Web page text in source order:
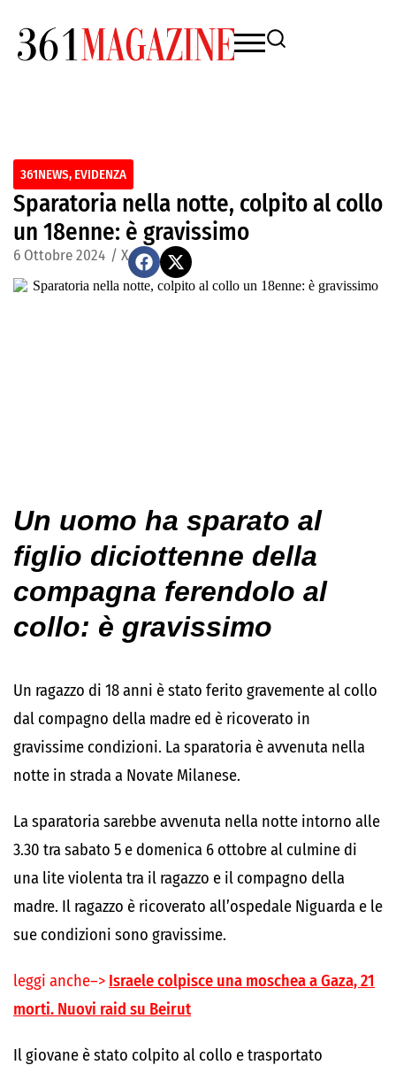
361NEWS, EVIDENZA
Sparatoria nella notte, colpito al collo
un 18enne: è gravissimo
6 Ottobre 2024 / X
Un uomo ha sparato al
figlio diciottenne della
compagna ferendolo al
collo: è gravissimo
Un ragazzo di 18 anni è stato ferito gravemente al collo
dal compagno della madre ed è ricoverato in
gravissime condizioni. La sparatoria è avvenuta nella
notte in strada a Novate Milanese.
La sparatoria sarebbe avvenuta nella notte intorno alle
3.30 tra sabato 5 e domenica 6 ottobre al culmine di
una lite violenta tra il ragazzo e il compagno della
madre. Il ragazzo è ricoverato all’ospedale Niguarda e le
sue condizioni sono gravissime.
leggi anche–> Israele colpisce una moschea a Gaza, 21
morti. Nuovi raid su Beirut
Il giovane è stato colpito al collo e trasportato